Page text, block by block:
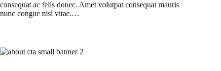
consequat ac felis donec. Amet volutpat consequat mauris
nunc congue nisi vitae.…